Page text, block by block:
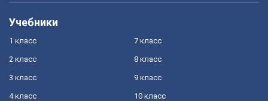
Учебники
1 класс
2 класс
3 класс
4 класс
7 класс
8 класс
9 класс
10 класс